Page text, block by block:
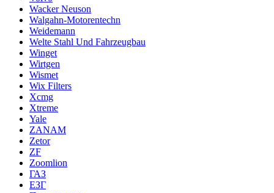
Wacker Neuson
Walgahn-Motorentechn
Weidemann
Welte Stahl Und Fahrzeugbau
Winget
Wirtgen
Wismet
Wix Filters
Xcmg
Xtreme
Yale
ZANAM
Zetor
ZF
Zoomlion
ГАЗ
ЕЗГ